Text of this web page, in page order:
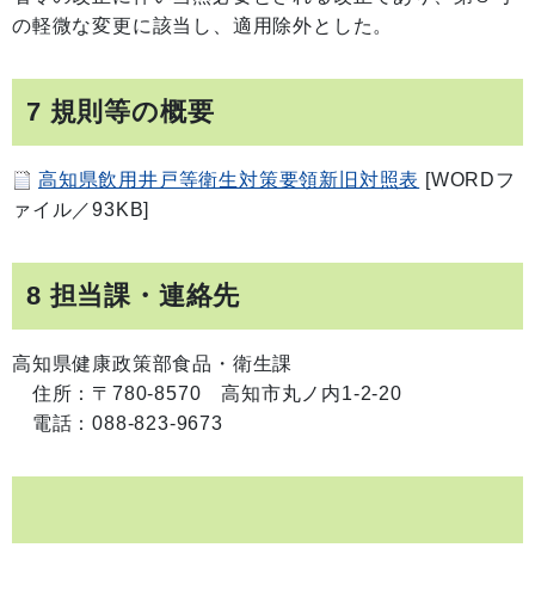
の軽微な変更に該当し、適用除外とした。
7 規則等の概要
高知県飲用井戸等衛生対策要領新旧対照表 [WORDフ
ァイル／93KB]
8 担当課・連絡先
高知県健康政策部食品・衛生課
住所：〒780-8570 高知市丸ノ内1-2-20
電話：088-823-9673